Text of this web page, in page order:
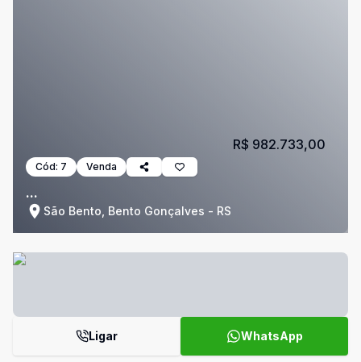
Cód: 7 Venda
...
São Bento, Bento Gonçalves - RS
R$ 982.733,00
Ligar WhatsApp